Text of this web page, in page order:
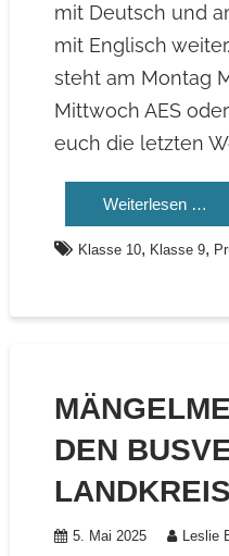
mit Deutsch und
mit Englisch
steht am Montag
Mittwoch AES
euch die letzten
Weiterlesen …
Klasse 10, Klasse 9,
DEN
5. Mai 2025 Leslie